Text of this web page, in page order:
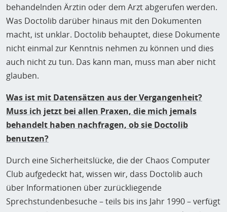
behandelnden Ärztin oder dem Arzt abgerufen werden.
Was Doctolib darüber hinaus mit den Dokumenten
macht, ist unklar. Doctolib behauptet, diese Dokumente
nicht einmal zur Kenntnis nehmen zu können und dies
auch nicht zu tun. Das kann man, muss man aber nicht
glauben.
Was ist mit Datensätzen aus der Vergangenheit?
Muss ich jetzt bei allen Praxen, die mich jemals
behandelt haben nachfragen, ob sie Doctolib
benutzen?
Durch eine Sicherheitslücke, die der Chaos Computer
Club aufgedeckt hat, wissen wir, dass Doctolib auch
über Informationen über zurückliegende
Sprechstundenbesuche – teils bis ins Jahr 1990 – verfügt